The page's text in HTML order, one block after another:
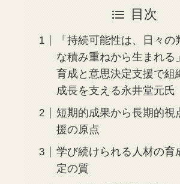
目次
「持続可能性は、日々
な積み重ねから生まれ
育成と意思決定支援で組
成長を支える永井堂元氏
短期的成果から長期的
援の原点
学び続けられる人材の育
定の質